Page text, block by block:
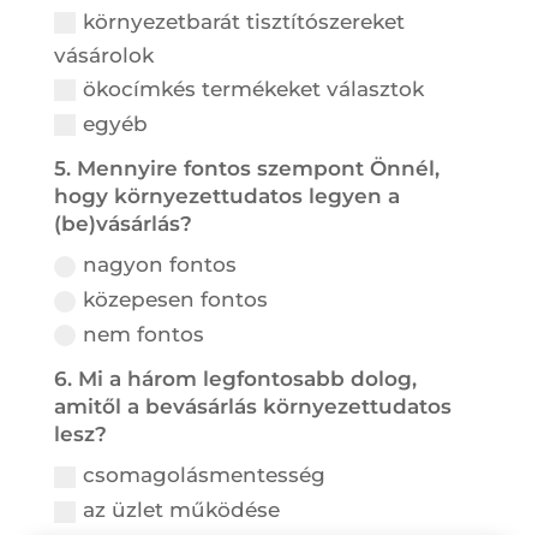
környezetbarát tisztítószereket
vásárolok
ökocímkés termékeket választok
egyéb
5. Mennyire fontos szempont Önnél,
hogy környezettudatos legyen a
(be)vásárlás?
nagyon fontos
közepesen fontos
nem fontos
6. Mi a három legfontosabb dolog,
amitől a bevásárlás környezettudatos
lesz?
csomagolásmentesség
az üzlet működése